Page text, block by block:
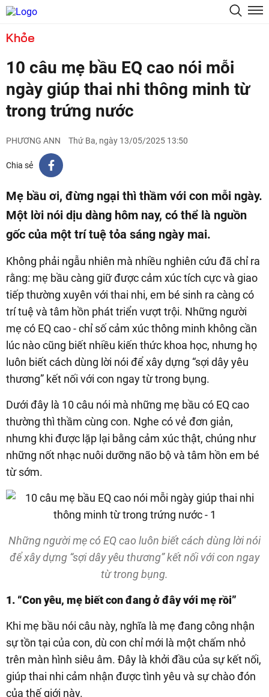
Khỏe
10 câu mẹ bầu EQ cao nói mỗi
ngày giúp thai nhi thông minh từ
trong trứng nước
PHƯƠNG ANN Thứ Ba, ngày 13/05/2025 13:50
Chia sẻ
Mẹ bầu ơi, đừng ngại thì thầm với con mỗi ngày.
Một lời nói dịu dàng hôm nay, có thể là nguồn
gốc của một trí tuệ tỏa sáng ngày mai.
Không phải ngẫu nhiên mà nhiều nghiên cứu đã chỉ ra
rằng: mẹ bầu càng giữ được cảm xúc tích cực và giao
tiếp thường xuyên với thai nhi, em bé sinh ra càng có
trí tuệ và tâm hồn phát triển vượt trội. Những người
mẹ có EQ cao - chỉ số cảm xúc thông minh không cần
lúc nào cũng biết nhiều kiến thức khoa học, nhưng họ
luôn biết cách dùng lời nói để xây dựng “sợi dây yêu
thương” kết nối với con ngay từ trong bụng.
Dưới đây là 10 câu nói mà những mẹ bầu có EQ cao
thường thì thầm cùng con. Nghe có vẻ đơn giản,
nhưng khi được lặp lại bằng cảm xúc thật, chúng như
những nốt nhạc nuôi dưỡng não bộ và tâm hồn em bé
từ sớm.
Những người mẹ có EQ cao luôn biết cách dùng lời nói
để xây dựng “sợi dây yêu thương” kết nối với con ngay
từ trong bụng.
1. “Con yêu, mẹ biết con đang ở đây với mẹ rồi”
Khi mẹ bầu nói câu này, nghĩa là mẹ đang công nhận
sự tồn tại của con, dù con chỉ mới là một chấm nhỏ
trên màn hình siêu âm. Đây là khởi đầu của sự kết nối,
giúp thai nhi cảm nhận được tình yêu và sự chào đón
của thế giới này.